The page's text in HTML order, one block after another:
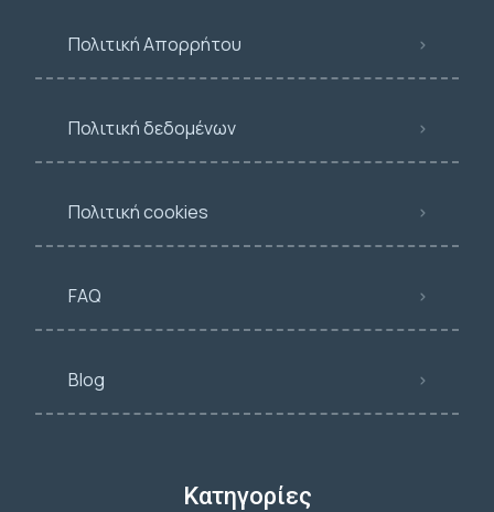
Πολιτική Απορρήτου
Πολιτική δεδομένων
Πολιτική cookies
FAQ
Blog
Κατηγορίες